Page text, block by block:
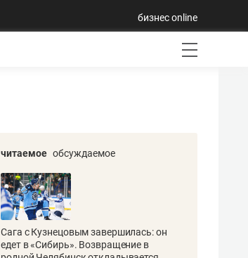
бизнес online
читаемое обсуждаемое
Сага с Кузнецовым завершилась: он
едет в «Сибирь». Возвращение в